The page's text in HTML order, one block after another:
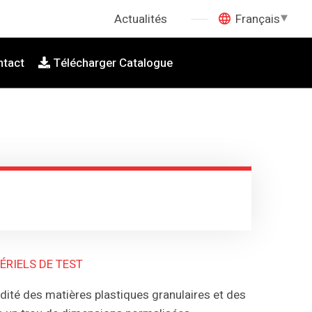
Actualités Français
Télécharger Catalogue
DE TEST
des matières plastiques granulaires et des